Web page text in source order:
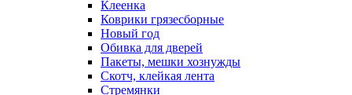
Клеенка
Коврики грязесборные
Новый год
Обивка для дверей
Пакеты, мешки хознужды
Скотч, клейкая лента
Стремянки